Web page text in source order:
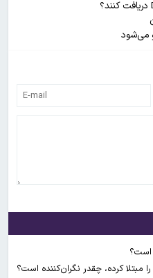
می‌شود
است؟
مبتلا کرده، چقدر نگران‌کننده است؟